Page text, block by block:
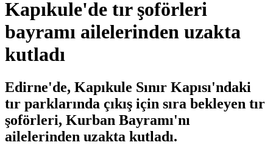
Kapıkule'de tır şoförleri
bayramı ailelerinden uzakta
kutladı
Edirne'de, Kapıkule Sınır Kapısı'ndaki
tır parklarında çıkış için sıra bekleyen tır
şoförleri, Kurban Bayramı'nı
ailelerinden uzakta kutladı.